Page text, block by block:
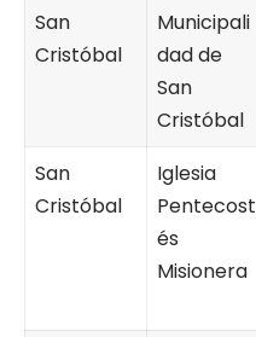
San
Cristóbal
Municipali
dad de
San
Cristóbal
San
Cristóbal
Iglesia
Pentecost
és
Misionera